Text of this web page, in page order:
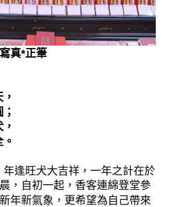
真*正筆
逢旺犬大吉祥，一年之計在於
，自初一起，香客連綿登堂參
年新氣象，更希望為自己帶來